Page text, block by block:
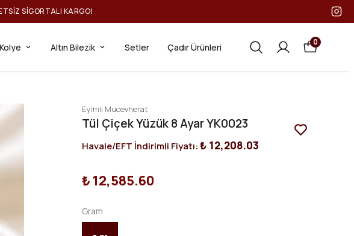
SIGORTALI KARGO!
Altın Bilezik Setler Çadır Ürünleri 0
Eyimli Mucevherat
Tül Çiçek Yüzük 8 Ayar YK0023
Havale/EFT İndirimli Fiyatı:₺ 12,208.03
₺ 12,585.60
Gram